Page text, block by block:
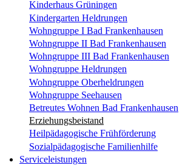
Kinderhaus Grüningen
Kindergarten Heldrungen
Wohngruppe I Bad Frankenhausen
Wohngruppe II Bad Frankenhausen
Wohngruppe III Bad Frankenhausen
Wohngruppe Heldrungen
Wohngruppe Oberheldrungen
Wohngruppe Seehausen
Betreutes Wohnen Bad Frankenhausen
Erziehungsbeistand
Heilpädagogische Frühförderung
Sozialpädagogische Familienhilfe
Serviceleistungen